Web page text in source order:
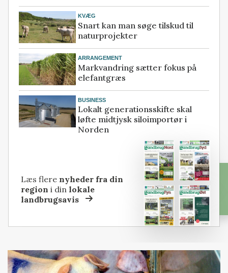
KVÆG
Snart kan man søge tilskud til
naturprojekter
ARRANGEMENT
Markvandring sætter fokus på
elefantgræs
BUSINESS
Lokalt generationsskifte skal
løfte midtjysk siloimportør i
Norden
Læs flere nyheder fra din
region i dinlokale
landbrugsavis